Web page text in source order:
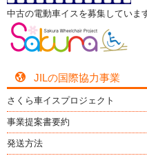
中古の電動車イスを募集していま
JILの国際協力事業
さくら車イスプロジェクト
事業提案書要約
発送方法